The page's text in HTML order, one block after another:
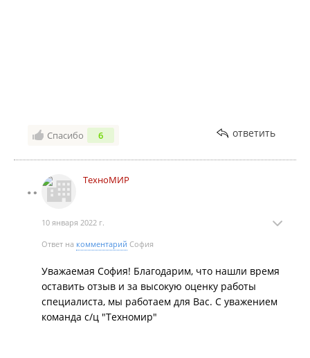
Спасибо 6 ответить
ТехноМИР
10 января 2022 г.
Ответ на комментарий София
Уважаемая София! Благодарим, что нашли время
оставить отзыв и за высокую оценку работы
специалиста, мы работаем для Вас. С уважением
команда с/ц "Техномир"